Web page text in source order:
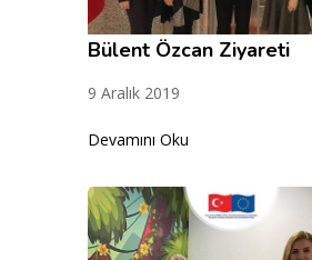
Bülent Özcan Ziyareti
9 Aralık 2019
Devamını Oku